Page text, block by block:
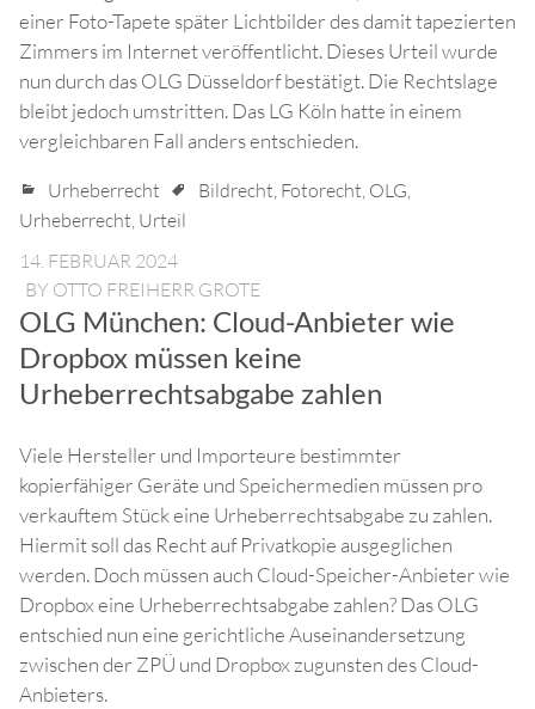
einer Foto-Tapete später Lichtbilder des damit tapezierten
Zimmers im Internet veröffentlicht. Dieses Urteil wurde
nun durch das OLG Düsseldorf bestätigt. Die Rechtslage
bleibt jedoch umstritten. Das LG Köln hatte in einem
vergleichbaren Fall anders entschieden.
Urheberrecht Bildrecht, Fotorecht, OLG,
Urheberrecht, Urteil
14. FEBRUAR 2024
BY OTTO FREIHERR GROTE
OLG München: Cloud-Anbieter wie
Dropbox müssen keine
Urheberrechtsabgabe zahlen
Viele Hersteller und Importeure bestimmter
kopierfähiger Geräte und Speichermedien müssen pro
verkauftem Stück eine Urheberrechtsabgabe zu zahlen.
Hiermit soll das Recht auf Privatkopie ausgeglichen
werden. Doch müssen auch Cloud-Speicher-Anbieter wie
Dropbox eine Urheberrechtsabgabe zahlen? Das OLG
entschied nun eine gerichtliche Auseinandersetzung
zwischen der ZPÜ und Dropbox zugunsten des Cloud-
Anbieters.